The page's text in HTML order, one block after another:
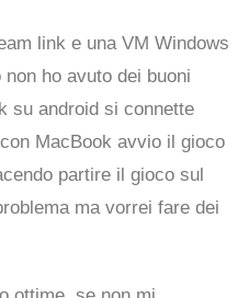
link e una VM Windows
ho avuto dei buoni
su android si connette
MacBook avvio il gioco
partire il gioco sul
ma vorrei fare dei